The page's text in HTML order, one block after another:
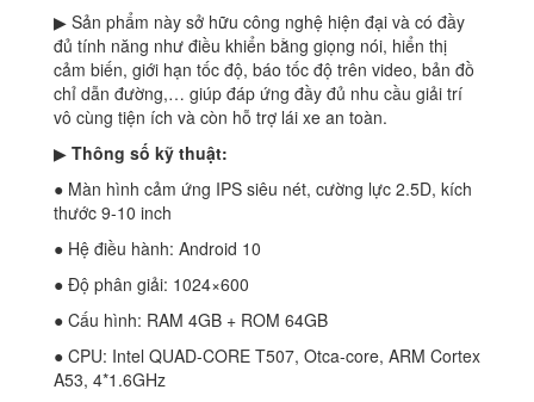
▶ Sản phẩm này sở hữu công nghệ hiện đại và có đầy
đủ tính năng như điều khiển bằng giọng nói, hiển thị
cảm biến, giới hạn tốc độ, báo tốc độ trên video, bản đồ
chỉ dẫn đường,… giúp đáp ứng đầy đủ nhu cầu giải trí
vô cùng tiện ích và còn hỗ trợ lái xe an toàn.
▶ Thông số kỹ thuật:
● Màn hình cảm ứng IPS siêu nét, cường lực 2.5D, kích
thước 9-10 inch
● Hệ điều hành: Android 10
● Độ phân giải: 1024×600
● Cấu hình: RAM 4GB + ROM 64GB
● CPU: Intel QUAD-CORE T507, Otca-core, ARM Cortex
A53, 4*1.6GHz